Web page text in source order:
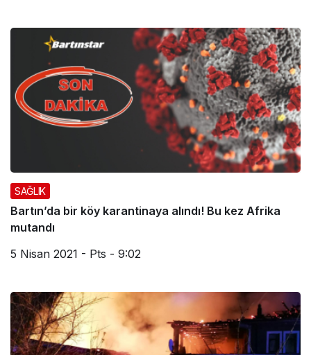
SAĞLIK
Bartın’da bir köy karantinaya alındı! Bu kez Afrika
mutandı
5 Nisan 2021 - Pts - 9:02